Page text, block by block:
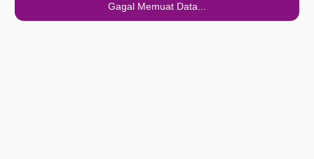
Gagal Memuat Data...